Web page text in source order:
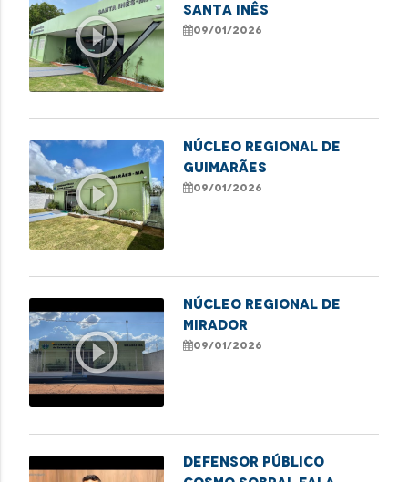
play_circle_outline
SANTA INÊS
09/01/2026
play_circle_outline
NÚCLEO REGIONAL DE
GUIMARÃES
09/01/2026
play_circle_outline
NÚCLEO REGIONAL DE
MIRADOR
09/01/2026
Defensor Público